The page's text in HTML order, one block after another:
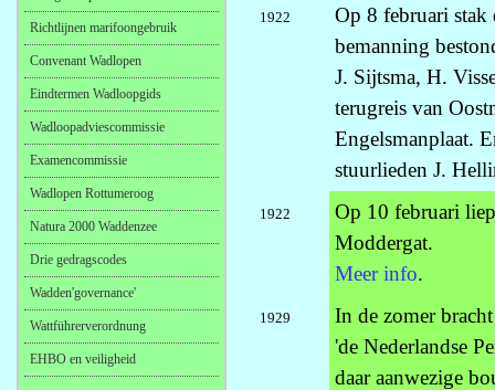
1922
Op 8 februari stak
bemanning
J. Sijtsma, H.
terugreis van
Engelsmanplaat.
stuurlieden J.
1922
Op 10 februari
Moddergat.
Meer info.
1929
In de zomer
'de Nederlandse
daar aanwezige
Richtlijnen marifoongebruik
Convenant Wadlopen
Eindtermen Wadloopgids
Wadloopadviescommissie
Examencommissie
Wadlopen Rottumeroog
Natura 2000 Waddenzee
Drie gedragscodes
Wadden'governance'
Wattführerverordnung
EHBO en veiligheid